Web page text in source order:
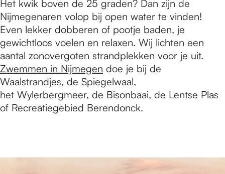
a
g
e
Het kwik boven de 25 graden? Dan zijn de
Nijmegenaren volop bij open water te vinden!
Even lekker dobberen of pootje baden, je
gewichtloos voelen en relaxen. Wij lichten een
aantal zonovergoten strandplekken voor je uit.
Zwemmen in Nijmegen doe je bij de
Waalstrandjes, de Spiegelwaal,
het Wylerbergmeer, de Bisonbaai, de Lentse Plas
of Recreatiegebied Berendonck.